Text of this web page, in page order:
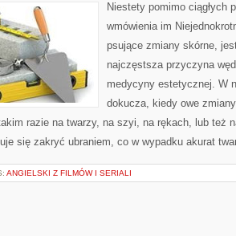
Niestety pomimo ciągłych
wmówienia im
psujące zmiany skórne,
najczęstsza przyczyna
medycyny estetycznej. W
dokucza, kiedy owe
razie na twarzy, na szyi, na rękach, lub też
się zakryć ubraniem, co w wypadku akurat
ANGIELSKI Z FILMÓW I SERIALI